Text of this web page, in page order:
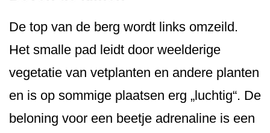
De top van de berg wordt links omzeild.
Het smalle pad leidt door weelderige
vegetatie van vetplanten en andere planten
en is op sommige plaatsen erg „luchtig“. De
beloning voor een beetje adrenaline is een